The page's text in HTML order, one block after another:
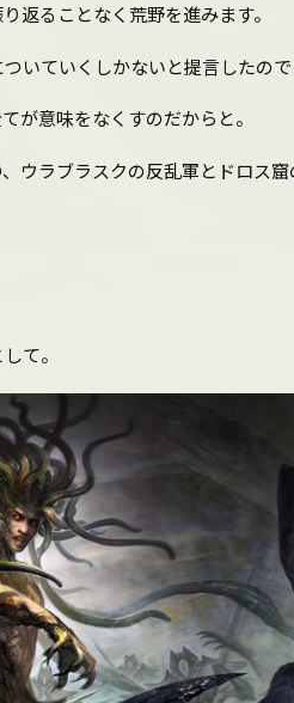
返ることなく荒野を進みます。
いていくしかないと提言したので
が意味をなくすのだからと。
ウラブラスクの反乱軍とドロス
て。